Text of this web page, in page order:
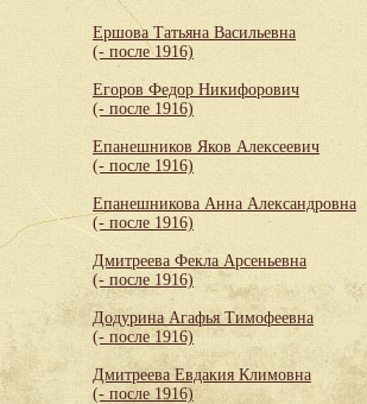
Ершова Татьяна Васильевна
(- после 1916)
Егоров Федор Никифорович
(- после 1916)
Епанешников Яков Алексеевич
(- после 1916)
Епанешникова Анна Александровна
(- после 1916)
Дмитреева Фекла Арсеньевна
(- после 1916)
Додурина Агафья Тимофеевна
(- после 1916)
Дмитреева Евдакия Климовна
(- после 1916)